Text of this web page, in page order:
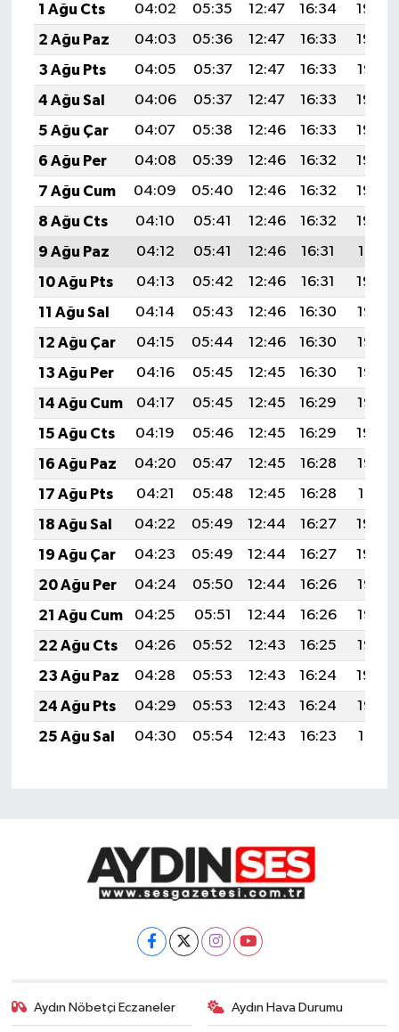
1 Ağu Cts
04:02 05:35 12:47 16:34
19:49
2 Ağu Paz
04:03 05:36 12:47 16:33
19:48
3 Ağu Pts
04:05 05:37 12:47 16:33
19:47
4 Ağu Sal
04:06 05:37 12:47 16:33
19:46
5 Ağu Çar
04:07 05:38 12:46 16:33
19:45
6 Ağu Per
04:08 05:39 12:46 16:32
19:44
7 Ağu Cum
04:09 05:40 12:46 16:32
19:43
8 Ağu Cts
04:10 05:41 12:46 16:32
19:42
9 Ağu Paz
04:12 05:41 12:46 16:31
19:41
10 Ağu Pts
04:13 05:42 12:46 16:31
19:39
11 Ağu Sal
04:14 05:43 12:46 16:30
19:38
12 Ağu Çar
04:15 05:44 12:46 16:30
19:37
13 Ağu Per
04:16 05:45 12:45 16:30
19:36
14 Ağu Cum
04:17 05:45 12:45 16:29
19:35
15 Ağu Cts
04:19 05:46 12:45 16:29
19:34
16 Ağu Paz
04:20 05:47 12:45 16:28
19:33
17 Ağu Pts
04:21 05:48 12:45 16:28
19:31
18 Ağu Sal
04:22 05:49 12:44 16:27
19:30
19 Ağu Çar
04:23 05:49 12:44 16:27
19:29
20 Ağu Per
04:24 05:50 12:44 16:26
19:28
21 Ağu Cum
04:25 05:51 12:44 16:26
19:26
22 Ağu Cts
04:26 05:52 12:43 16:25
19:25
23 Ağu Paz
04:28 05:53 12:43 16:24
19:24
24 Ağu Pts
04:29 05:53 12:43 16:24
19:22
25 Ağu Sal
04:30 05:54 12:43 16:23 19:21
Aydın Nöbetçi Eczaneler Aydın Hava Durumu